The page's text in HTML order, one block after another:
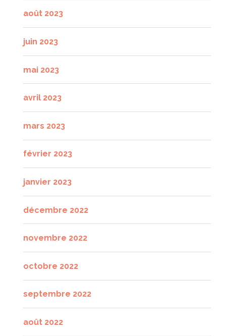
août 2023
juin 2023
mai 2023
avril 2023
mars 2023
février 2023
janvier 2023
décembre 2022
novembre 2022
octobre 2022
septembre 2022
août 2022